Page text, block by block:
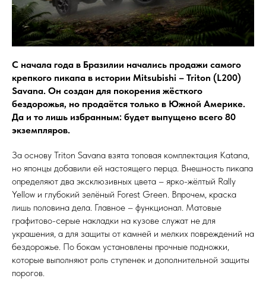
С начала года в Бразилии начались продажи самого
крепкого пикапа в истории Mitsubishi – Triton (L200)
Savana. Он создан для покорения жёсткого
бездорожья, но продаётся только в Южной Америке.
Да и то лишь избранным: будет выпущено всего 80
экземпляров.
За основу Triton Savana взята топовая комплектация Katana,
но японцы добавили ей настоящего перца. Внешность пикапа
определяют два эксклюзивных цвета – ярко-жёлтый Rally
Yellow и глубокий зелёный Forest Green. Впрочем, краска
лишь половина дела. Главное – функционал. Матовые
графитово-серые накладки на кузове служат не для
украшения, а для защиты от камней и мелких повреждений на
бездорожье. По бокам установлены прочные подножки,
которые выполняют роль ступенек и дополнительной защиты
порогов.